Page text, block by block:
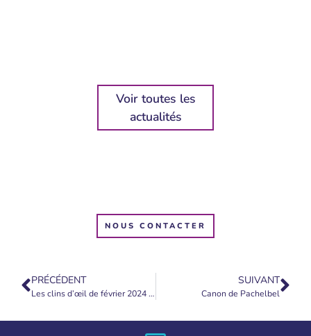
Voir toutes les
actualités
NOUS CONTACTER
PRÉCÉDENT
Les clins d’œil de février 2024 [2]
SUIVANT
Canon de Pachelbel